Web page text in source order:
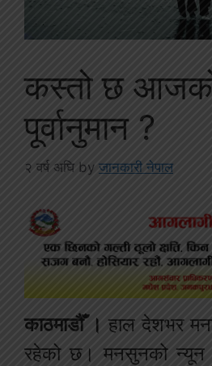
कस्तो छ
पूर्वानुमान ?
२ वर्ष अघि by जानकारी नेपाल
काठमाडौँ । हाल देशभर
रहेको छ। मनसुनको न्यून